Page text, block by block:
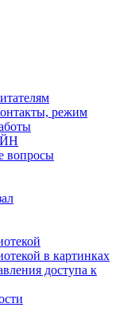
режим
вопросы
в картинках
доступа к